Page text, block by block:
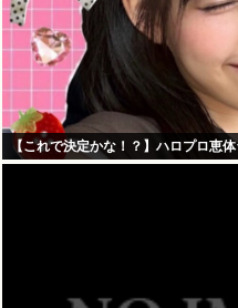
【これで決定かな！？】ハロプロ恵